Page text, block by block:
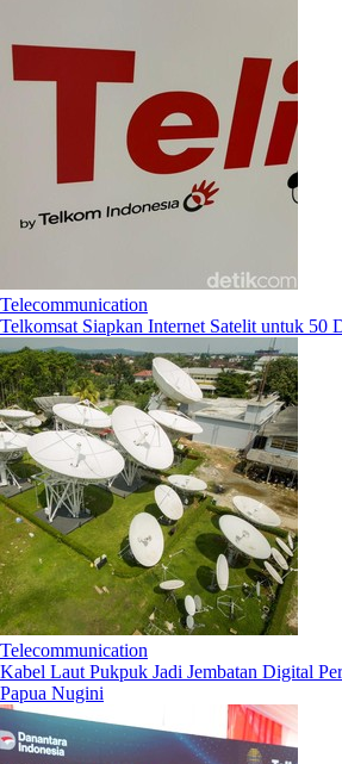
Telecommunication
Telkomsat Siapkan Internet Satelit untuk 50
Telecommunication
Kabel Laut Pukpuk Jadi Jembatan Digital
Papua Nugini